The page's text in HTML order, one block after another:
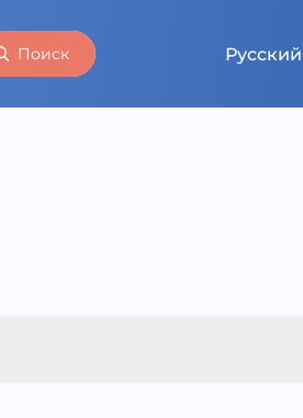
Поиск Русский